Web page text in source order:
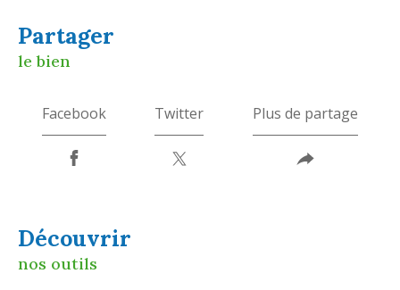
partager
le bien
Facebook Twitter Plus de partage
découvrir
nos outils